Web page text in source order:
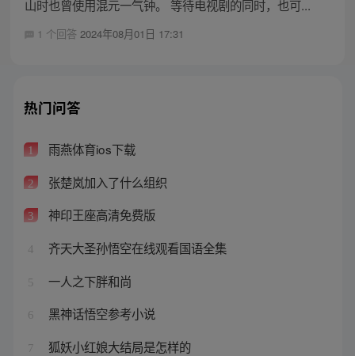
山时也曾使用混元一气钟。 等待电视剧的同时，也可...
1 个回答 2024年08月01日 17:31
热门问答
1 雨燕体育ios下载
2 张楚岚加入了什么组织
3 神印王座高清免费版
4 齐天大圣孙悟空在线观看国语全集
5 一人之下胖和尚
6 黑神话悟空参考小说
7 狐妖小红娘大结局是怎样的